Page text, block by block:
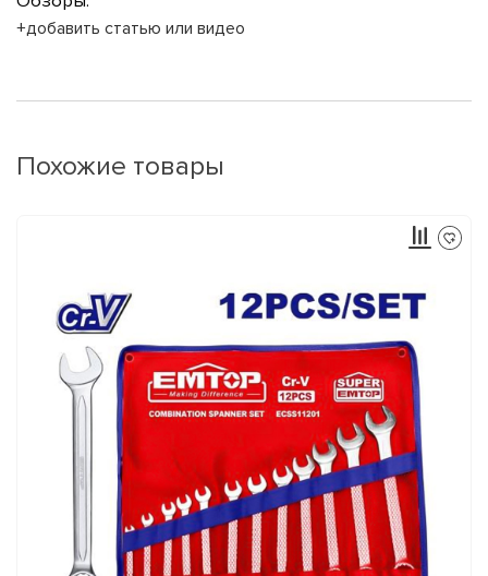
+добавить статью или видео
Похожие товары